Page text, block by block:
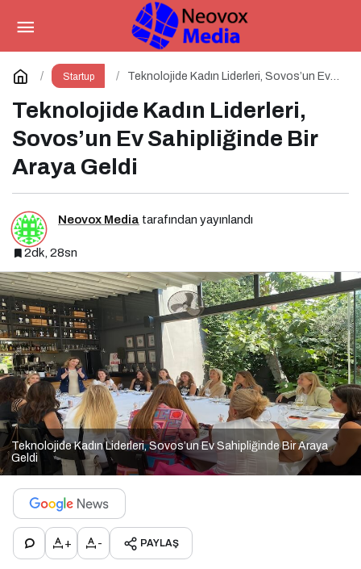
Startup
Teknolojide Kadın Liderleri, Sovos’un Ev
Teknolojide Kadın Liderleri,
Sovos’un Ev Sahipliğinde Bir
Araya Geldi
Neovox Media tarafından yayınlandı
2dk, 28sn
Teknolojide Kadın Liderleri, Sovos’un Ev Sahipliğinde Bir Araya
Geldi
+ - PAYLAŞ
Ulaşılabilir Lüksün Yeni Yüzü
Yorum Yap